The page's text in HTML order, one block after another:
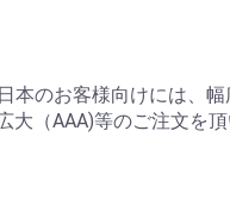
本のお客様向けには、
大（AAA)等のご注文を頂